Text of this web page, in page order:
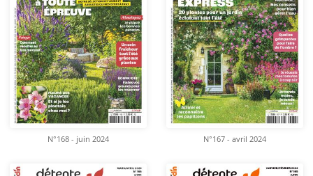
N°168 - juin 2024 N°167 - avril 2024